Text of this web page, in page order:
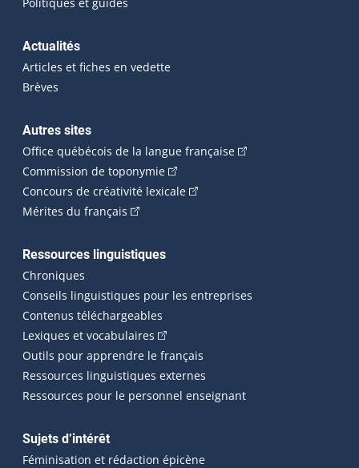
Actualités
Articles et fiches en vedette
Brèves
Autres sites
Office québécois de la langue française(Cet hyperlien
Commission de toponymie(Cet hyperlien externe s'ouvrira
Concours de créativité lexicale(Cet hyperlien externe
Mérites du français (Cet hyperlien externe s'ouvrira dans une
Ressources linguistiques
Chroniques
Conseils linguistiques pour les entreprises
Contenus téléchargeables
Lexiques et vocabulaires (Cet hyperlien externe s'ouvrira
Outils pour apprendre le français
Ressources linguistiques externes
Ressources pour le personnel enseignant
Sujets d’intérêt
Féminisation et rédaction épicène